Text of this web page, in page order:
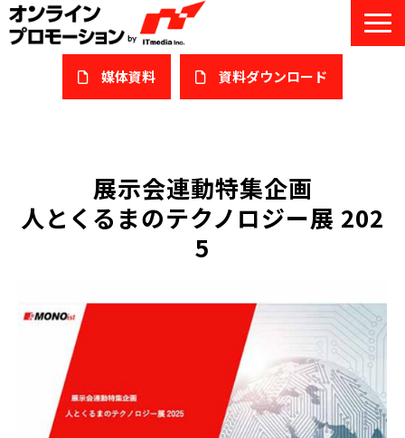
媒体資料 ​資料ダウンロード
私たちについて
サービスガイド/お役立ち資料
課題/ターゲット別で探す
オンライン展示会/協賛ウェビナー
セミナー情報/ブログ
販売パートナー募集
展示会連動特集企画
人とくるまのテクノロジー展 202
5